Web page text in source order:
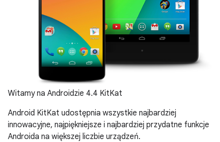
Witamy na Androidzie 4.4 KitKat
Android KitKat udostępnia wszystkie najbardziej
innowacyjne, najpiękniejsze i najbardziej przydatne funkcje
Androida na większej liczbie urządzeń.